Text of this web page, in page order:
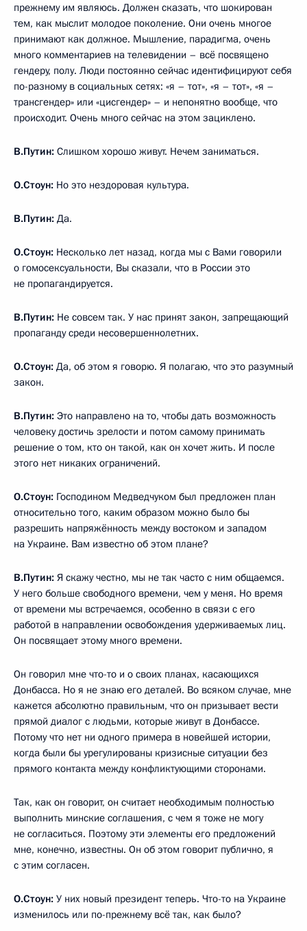
прежнему им являюсь. Должен сказать, что шокирован
тем, как мыслит молодое поколение. Они очень многое
принимают как должное. Мышление, парадигма, очень
много комментариев на телевидении – всё посвящено
гендеру, полу. Люди постоянно сейчас идентифицируют себя
по-разному в социальных сетях: «я – тот», «я – тот», «я –
трансгендер» или «цисгендер» – и непонятно вообще, что
происходит. Очень много сейчас на этом зациклено.
В.Путин: Слишком хорошо живут. Нечем заниматься.
О.Стоун: Но это нездоровая культура.
В.Путин: Да.
О.Стоун: Несколько лет назад, когда мы с Вами говорили
о гомосексуальности, Вы сказали, что в России это
не пропагандируется.
В.Путин: Не совсем так. У нас принят закон, запрещающий
пропаганду среди несовершеннолетних.
О.Стоун: Да, об этом я говорю. Я полагаю, что это разумный
закон.
В.Путин: Это направлено на то, чтобы дать возможность
человеку достичь зрелости и потом самому принимать
решение о том, кто он такой, как он хочет жить. И после
этого нет никаких ограничений.
О.Стоун: Господином Медведчуком был предложен план
относительно того, каким образом можно было бы
разрешить напряжённость между востоком и западом
на Украине. Вам известно об этом плане?
В.Путин: Я скажу честно, мы не так часто с ним общаемся.
У него больше свободного времени, чем у меня. Но время
от времени мы встречаемся, особенно в связи с его
работой в направлении освобождения удерживаемых лиц.
Он посвящает этому много времени.
Он говорил мне что-то и о своих планах, касающихся
Донбасса. Но я не знаю его деталей. Во всяком случае, мне
кажется абсолютно правильным, что он призывает вести
прямой диалог с людьми, которые живут в Донбассе.
Потому что нет ни одного примера в новейшей истории,
когда были бы урегулированы кризисные ситуации без
прямого контакта между конфликтующими сторонами.
Так, как он говорит, он считает необходимым полностью
выполнить минские соглашения, с чем я тоже не могу
не согласиться. Поэтому эти элементы его предложений
мне, конечно, известны. Он об этом говорит публично, я
с этим согласен.
О.Стоун: У них новый президент теперь. Что-то на Украине
изменилось или по-прежнему всё так, как было?